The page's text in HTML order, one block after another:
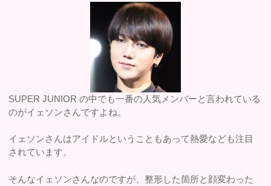
SUPER JUNIOR の中でも一番の人気メンバーと言われている
のがイェソンさんですよね。
イェソンさんはアイドルということもあって熱愛なども注目
されています。
そんなイェソンさんなのですが、整形した箇所と顔変わった